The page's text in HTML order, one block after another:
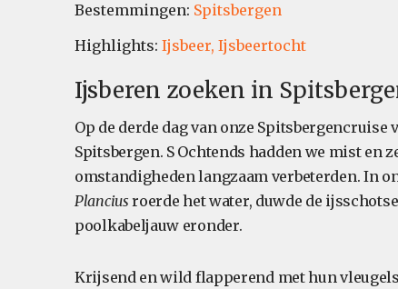
Bestemmingen: Spitsbergen
Highlights: Ijsbeer, Ijsbeertocht
Ijsberen zoeken in
Op de derde dag van onze
Spitsbergen. S Ochtends hadden we mist en
omstandigheden langzaam verbeterden. In
Plancius roerde het water, duwde de
poolkabeljauw eronder.
Krijsend en wild flapperend met hun